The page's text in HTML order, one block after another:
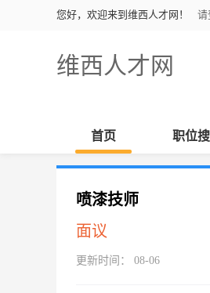
您好，欢迎来到维西人才网！ 请
维西人才网
首页 职位
喷漆技师
面议
更新时间： 08-06